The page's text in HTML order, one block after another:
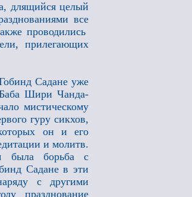
длящийся целый
все
проводились
прилегающих
Садане уже
Баба Шири Чанда-
мистическому
гуру сикхов,
он и его
и молитв.
была борьба с
Садане в эти
с другими
празднование